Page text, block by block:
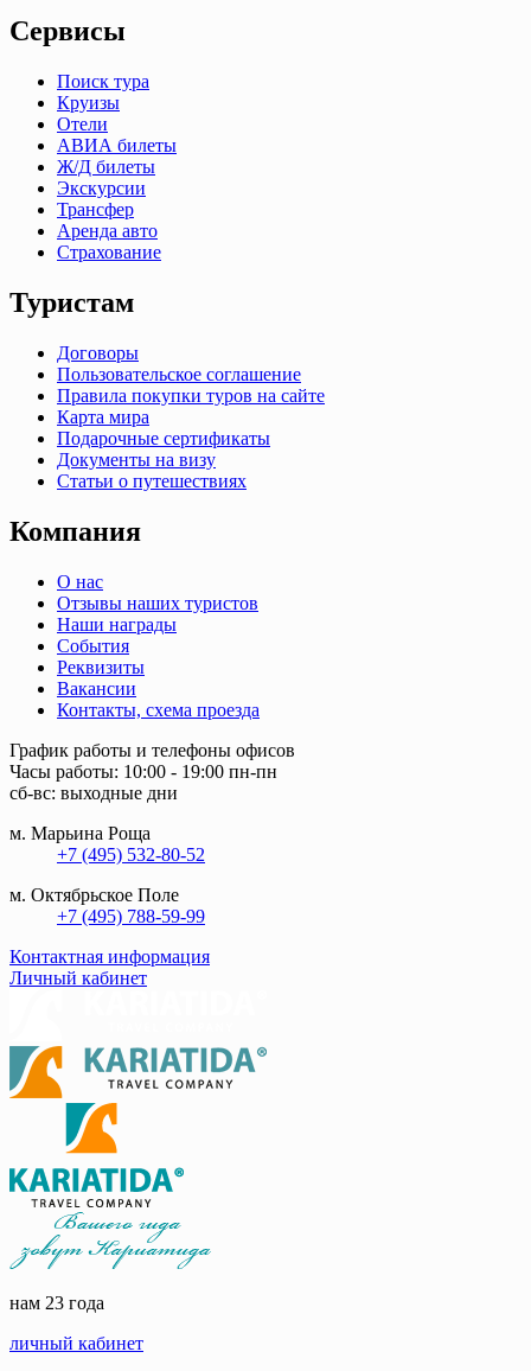
Сервисы
Поиск тура
Круизы
Отели
АВИА билеты
Ж/Д билеты
Экскурсии
Трансфер
Аренда авто
Страхование
Туристам
Договоры
Пользовательское соглашение
Правила покупки туров на сайте
Карта мира
Подарочные сертификаты
Документы на визу
Статьи о путешествиях
Компания
О нас
Отзывы наших туристов
Наши награды
События
Реквизиты
Вакансии
Контакты, схема проезда
График работы и телефоны офисов
Часы работы: 10:00 - 19:00 пн-пн
сб-вс: выходные дни
м. Марьина Роща
+7 (495) 532-80-52
м. Октябрьское Поле
+7 (495) 788-59-99
Контактная информация
Личный кабинет
нам 23 года
личный кабинет